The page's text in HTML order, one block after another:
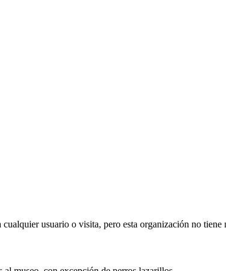
usuario o visita, pero esta organización no tiene